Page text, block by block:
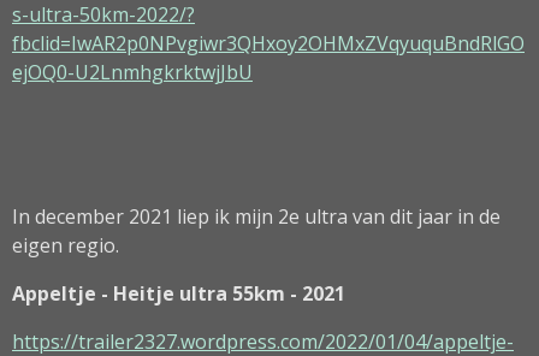
s-ultra-50km-2022/?
fbclid=IwAR2p0NPvgiwr3QHxoy2OHMxZVqyuquBndRlGO
ejOQ0-U2LnmhgkrktwjJbU
In december 2021 liep ik mijn 2e ultra van dit jaar in de
eigen regio.
Appeltje - Heitje ultra 55km - 2021
https://trailer2327.wordpress.com/2022/01/04/appeltje-